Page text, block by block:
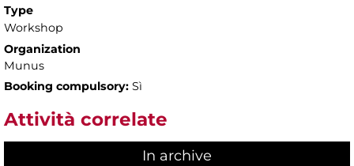
Type
Workshop
Organization
Munus
Booking compulsory: Sì
Attività correlate
In archive